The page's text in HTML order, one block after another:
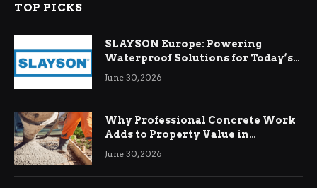
TOP PICKS
SLAYSON Europe: Powering
Waterproof Solutions for Today’s
Demands
June 30, 2026
Why Professional Concrete Work
Adds to Property Value in
Ringwood
June 30, 2026